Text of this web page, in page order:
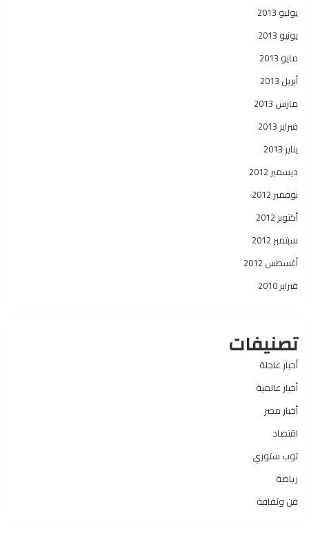
يوليو 2013
يونيو 2013
مايو 2013
أبريل 2013
مارس 2013
فبراير 2013
يناير 2013
ديسمبر 2012
نوفمبر 2012
أكتوبر 2012
سبتمبر 2012
أغسطس 2012
فبراير 2010
تصنيفات
أخبار عاجلة
أخبار عالمية
أخبار مصر
اقتصاد
توب ستوري
رياضة
فن وثقافة